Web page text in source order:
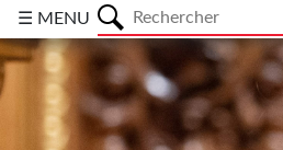
☰ MENU